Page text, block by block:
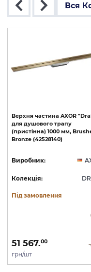
Вся
Верхня частина AXOR
для душового трапу
(пристінна) 1000 мм,
Bronze (42528140)
Виробник:
Колекція:
Під замовлення
51 567.00
грн/шт